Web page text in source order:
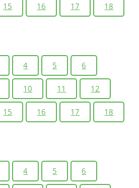
15 16 17 18
4 5 6
10 11 12
15 16 17 18
4 5 6